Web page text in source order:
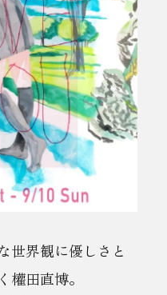
世界観に優しさと
權田直博。